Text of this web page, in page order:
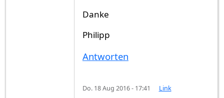
Danke
Philipp
Antworten
Do. 18 Aug 2016 - 17:41 Link